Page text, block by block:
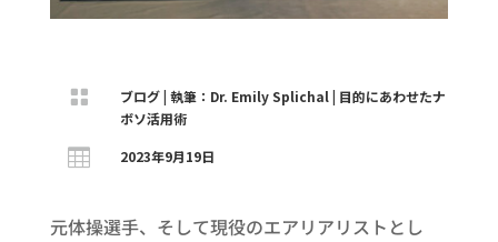
 ブログ| 執筆：Dr. Emily Splichal| 目的にあわせたナ
ボソ活用術
 2023年9月19日
元体操選手、そして現役のエアリアリストとし